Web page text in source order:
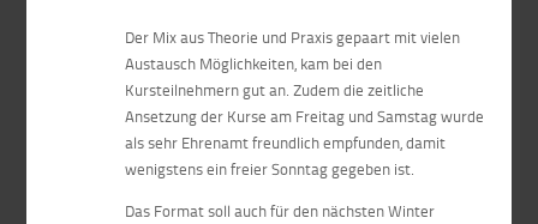
Der Mix aus Theorie und Praxis gepaart mit vielen
Austausch Möglichkeiten, kam bei den
Kursteilnehmern gut an. Zudem die zeitliche
Ansetzung der Kurse am Freitag und Samstag wurde
als sehr Ehrenamt freundlich empfunden, damit
wenigstens ein freier Sonntag gegeben ist.
Das Format soll auch für den nächsten Winter